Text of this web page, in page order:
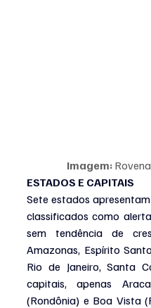
Imagem:
ESTADOS E CAPITAIS
Sete estados
classificados como
sem tendência de
Amazonas, Espírito
Rio de Janeiro, Santa
capitais, apenas
(Rondônia) e Boa Vista